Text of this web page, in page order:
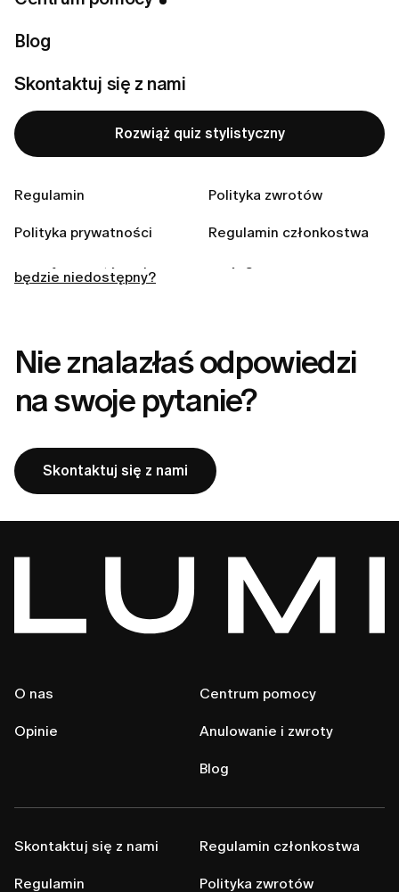
Blog
Skontaktuj się z nami
Rozwiąż quiz stylistyczny
Regulamin Polityka zwrotów
Polityka prywatności Regulamin członkostwa
Czy dostawa jest płatna?
Moje zamówienie jest opóźnione. Co powinnam
zrobić?
Jak mogę śledzić swoje zamówienie?
Jak uzyskać instrukcję zwrotu?
Do jakich krajów wysyłacie zamówienia?
zamówienie po jego złożeniu?
Jak mogę zwrócić produkt, który na mnie nie pasuje?
będzie niedostępny?
Nie znalazłaś odpowiedzi
na swoje pytanie?
Skontaktuj się z nami
O nas
Opinie
Centrum pomocy
Anulowanie i zwroty
Blog
Skontaktuj się z nami
Regulamin
Regulamin członkostwa
Polityka zwrotów